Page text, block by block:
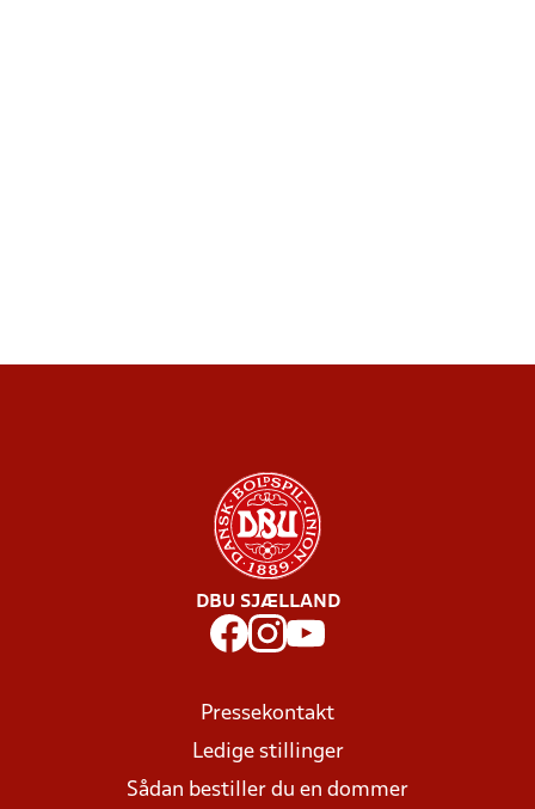
DBU SJÆLLAND
Pressekontakt
Ledige stillinger
Sådan bestiller du en dommer